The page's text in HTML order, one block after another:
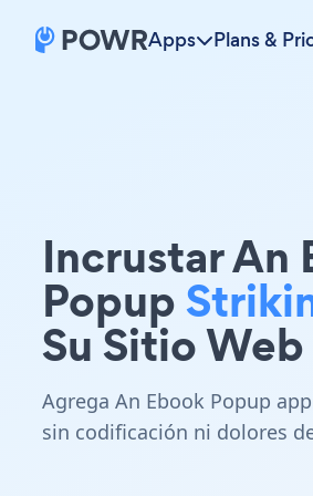
Apps Plans &
Incrustar An
Popup
Su Sitio Web
Agrega An Ebook Popup
sin codificación ni dolores